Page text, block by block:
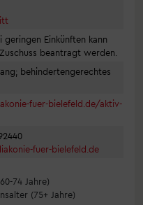
geringen Einkünften kann
beantragt werden.
behindertengerechtes
fuer-bielefeld.de/aktiv-
fuer-bielefeld.de
74 Jahre)
(75+ Jahre)